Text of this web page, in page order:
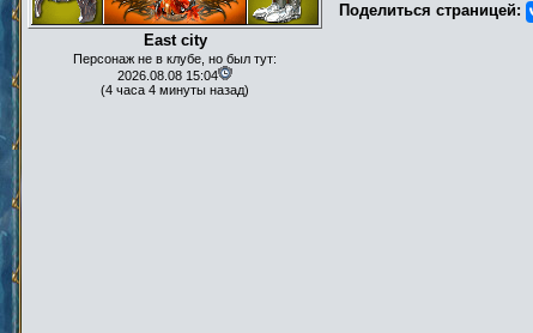
East city
Персонаж не в клубе, но был тут:
2026.08.08 15:04
(4 часа 4 минуты назад)
Поделиться страницей: